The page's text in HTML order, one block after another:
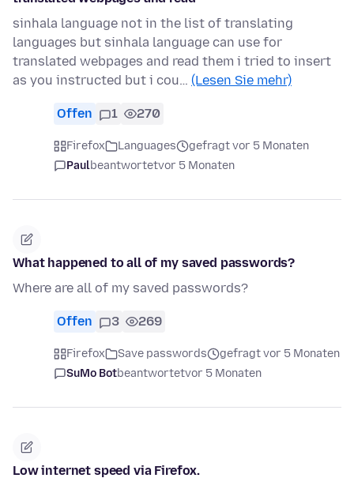
sinhala language not in the list of translating
languages but sinhala language can use for
translated webpages and read them i tried to insert
as you instructed but i cou… (Lesen Sie mehr)
Offen 1 270
Firefox Languages
gefragt vor 5 Monaten
Paulbeantwortetvor 5 Monaten
What happened to all of my saved passwords?
Where are all of my saved passwords?
Offen 3 269
Firefox Save passwords
gefragt vor 5 Monaten
SuMo Botbeantwortetvor 5 Monaten
Low internet speed via Firefox.